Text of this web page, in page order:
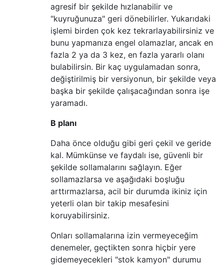
agresif bir şekilde hızlanabilir ve
"kuyruğunuza" geri dönebilirler. Yukarıdaki
işlemi birden çok kez tekrarlayabilirsiniz ve
bunu yapmanıza engel olamazlar, ancak en
fazla 2 ya da 3 kez, en fazla yararlı olanı
bulabilirsin. Bir kaç uygulamadan sonra,
değiştirilmiş bir versiyonun, bir şekilde veya
başka bir şekilde çalışacağından sonra işe
yaramadı.
B planı
Daha önce olduğu gibi geri çekil ve geride
kal. Mümkünse ve faydalı ise, güvenli bir
şekilde sollamalarını sağlayın. Eğer
sollamazlarsa ve aşağıdaki boşluğu
arttırmazlarsa, acil bir durumda ikiniz için
yeterli olan bir takip mesafesini
koruyabilirsiniz.
Onları sollamalarına izin vermeyeceğim
denemeler, geçtikten sonra hiçbir yere
gidemeyecekleri "stok kamyon" durumu